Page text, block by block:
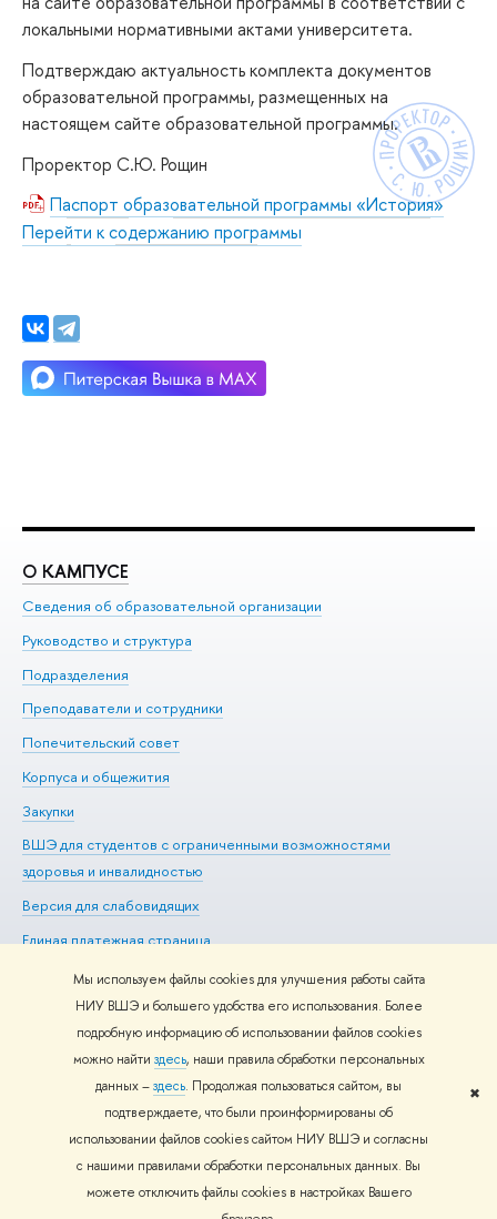
Мы используем файлы cookies для улучшения работы сайта
НИУ ВШЭ и большего удобства его использования. Более
подробную информацию об использовании файлов cookies
можно найти здесь, наши правила обработки персональных
данных –здесь. Продолжая пользоваться сайтом, вы
подтверждаете, что были проинформированы об
использовании файлов cookies сайтом НИУ ВШЭ и согласны
с нашими правилами обработки персональных данных. Вы
можете отключить файлы cookies в настройках Вашего
✖
локальными нормативными актами университета.
Подтверждаю актуальность комплекта документов
образовательной программы, размещенных на
настоящем сайте образовательной программы.
Проректор С.Ю. Рощин
Паспорт образовательной программы «История»
Перейти к содержанию программы
О КАМПУСЕ
Сведения об образовательной организации
Руководство и структура
Подразделения
Преподаватели и сотрудники
Попечительский совет
Корпуса и общежития
Закупки
ВШЭ для студентов с ограниченными возможностями
здоровья и инвалидностью
Версия для слабовидящих
Единая платежная страница
Редактору
© НИУ ВШЭ 1993–2026 Адреса и контакты Условия
использования материалов Политика конфиденциальности
Карта
Шрифты HSE Sans и HSE Slab разработаны вШколе дизайна НИУ